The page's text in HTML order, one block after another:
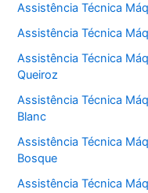
Assistência Técnica
Assistência Técnica
Assistência Técnica
Queiroz
Assistência Técnica
Blanc
Assistência Técnica
Bosque
Assistência Técnica